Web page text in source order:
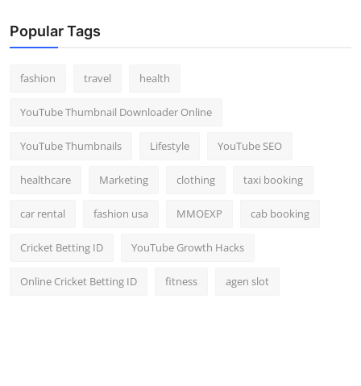
Popular Tags
fashion travel health
YouTube Thumbnail Downloader Online
YouTube Thumbnails Lifestyle YouTube SEO
healthcare Marketing clothing taxi booking
car rental fashion usa MMOEXP cab booking
Cricket Betting ID YouTube Growth Hacks
Online Cricket Betting ID fitness agen slot